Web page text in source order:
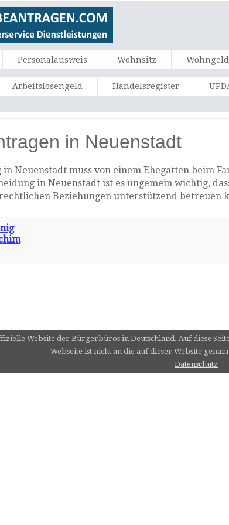
Personalausweis Wohnsitz Wohngeld
Arbeitslosengeld Handelsregister
in Neuenstadt
Neuenstadt muss von einem Ehegatten beim
in Neuenstadt ist es ungemein wichtig,
Beziehungen unterstützend betreuen
Website der Bürgerbüros in Deutschland. Auf diese
Webseite ist nicht an die auf dieser Website
Datenschutz